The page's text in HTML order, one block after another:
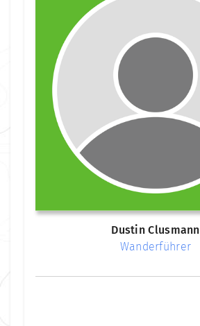
Dustin Clusmann
Wanderführer